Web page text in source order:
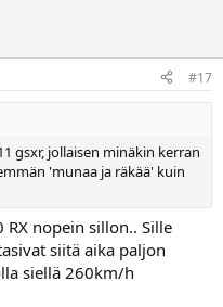
#17
gsxr, jollaisen minäkin kerran
'munaa ja räkää' kuin
RX nopein sillon.. Sille
siitä aika paljon
siellä 260km/h